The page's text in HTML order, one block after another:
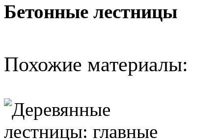
Бетонные лестницы
Похожие материалы: